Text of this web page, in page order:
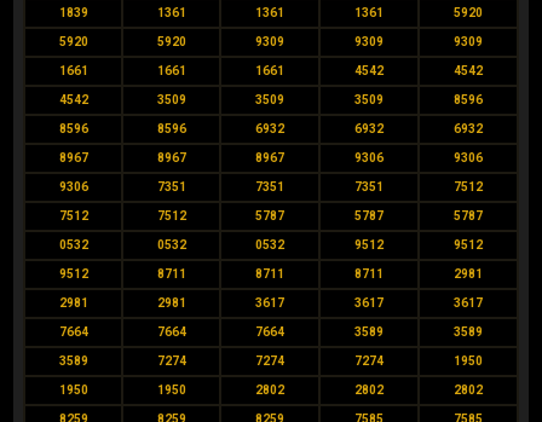
1839 1361 1361 1361 5920
5920 5920 9309 9309 9309
1661 1661 1661 4542 4542
4542 3509 3509 3509 8596
8596 8596 6932 6932 6932
8967 8967 8967 9306 9306
9306 7351 7351 7351 7512
7512 7512 5787 5787 5787
0532 0532 0532 9512 9512
9512 8711 8711 8711 2981
2981 2981 3617 3617 3617
7664 7664 7664 3589 3589
3589 7274 7274 7274 1950
1950 1950 2802 2802 2802
8259 8259 8259 7585 7585